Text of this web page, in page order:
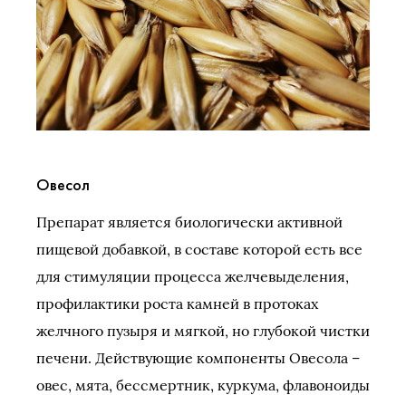
Овесол
Препарат является биологически активной
пищевой добавкой, в составе которой есть все
для стимуляции процесса желчевыделения,
профилактики роста камней в протоках
желчного пузыря и мягкой, но глубокой чистки
печени. Действующие компоненты Овесола –
овес, мята, бессмертник, куркума, флавоноиды